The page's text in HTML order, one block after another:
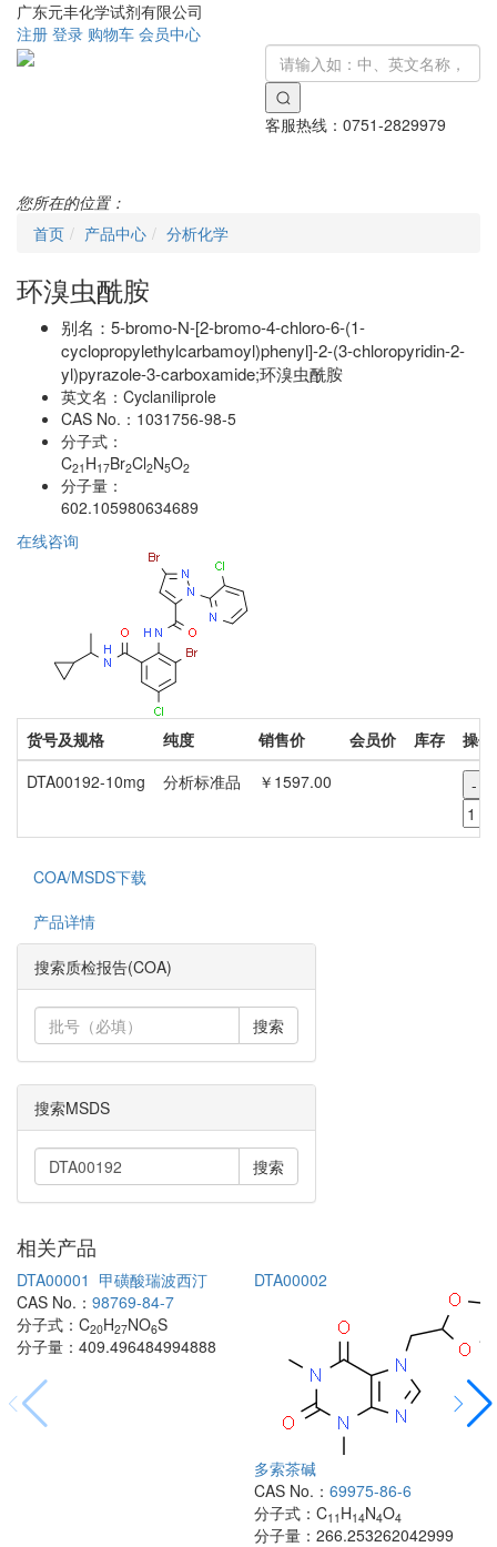
广东元丰化学试剂有限公司
注册 登录 购物车 会员中心
客服热线： 0751-2829979
您所在的位置：
首页
产品中心 分析化学
环溴虫酰胺
别名： 5-bromo-N-[2-bromo-4-chloro-6-(1-
cyclopropylethylcarbamoyl)phenyl]-2-(3-chloropyridin-2-
yl)pyrazole-3-carboxamide;环溴虫酰胺
英文名： Cyclaniliprole
CAS No.： 1031756-98-5
分子式：
C21 H17Br2Cl2N5O2
分子量：
602.105980634689
在线咨询
货号及规格 纯度 销售价 会员价 库存
操作
DTA00192-10mg
分析标准品 ￥1597.00 -
COA/MSDS下载
产品详情
搜索质检报告(COA)
搜索
搜索MSDS
搜索
相关产品
DTA00001 甲磺酸瑞波西汀
CAS No.： 98769-84-7
分子式： C20H27NO6S
分子量： 409.496484994888
DTA00002
多索茶碱
CAS No.： 69975-86-6
分子式： C11 H14N4O4
分子量： 266.253262042999